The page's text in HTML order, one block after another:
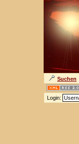
Suchen
Login: